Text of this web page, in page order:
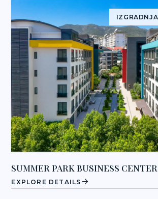
SUMMER PARK BUSINESS CENTER
EXPLORE DETAILS arrow_forward